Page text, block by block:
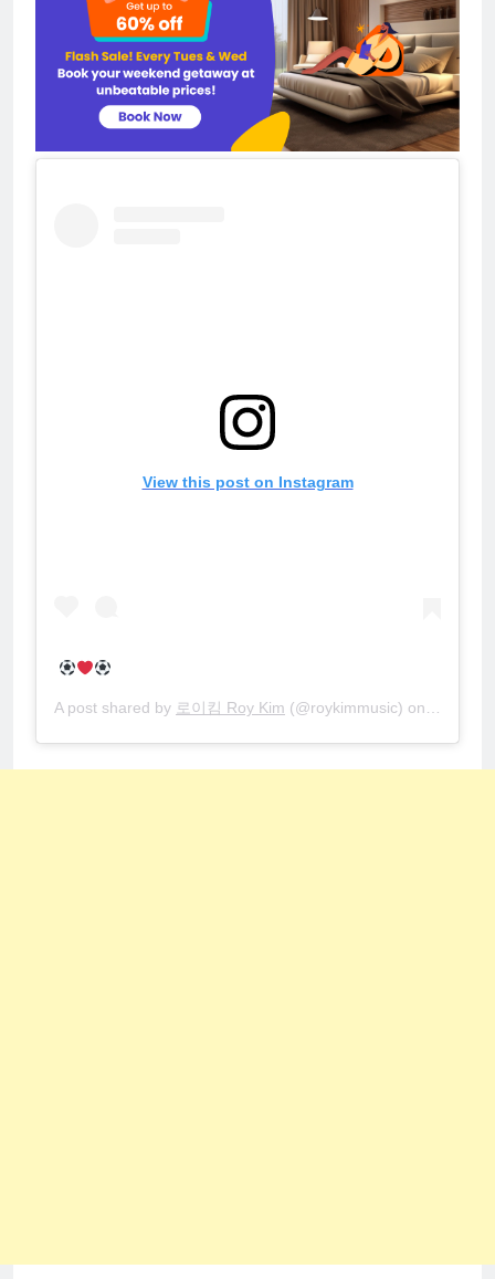
View this post on Instagram
A post shared by 로이킴 Roy Kim (@roykimmusic) on